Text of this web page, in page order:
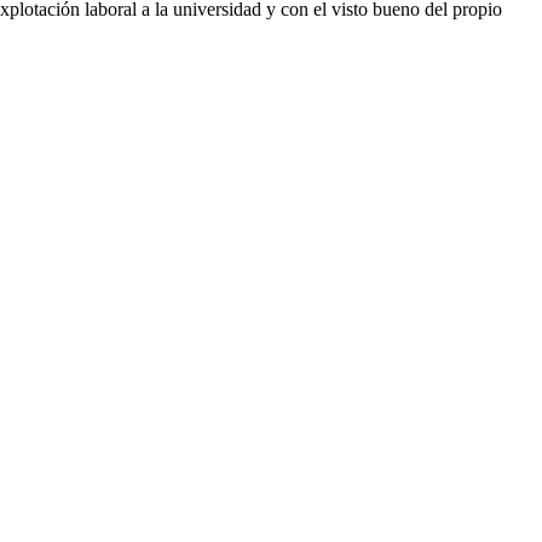
laboral a la universidad y con el visto bueno del propio